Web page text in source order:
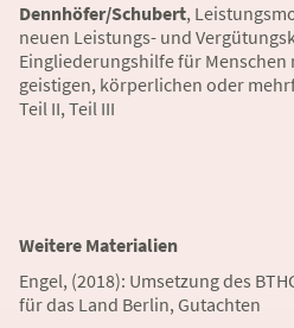
Dennhöfer/Schubert,
neuen Leistungs- und
Eingliederungshilfe für Menschen
geistigen, körperlichen oder
Teil II, Teil III
Weitere Materialien
Engel, (2018): Umsetzung des
für das Land Berlin, Gutachten